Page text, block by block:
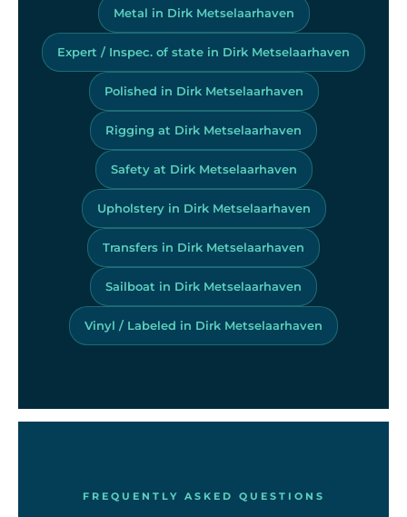
Metal in Dirk Metselaarhaven
Expert / Inspec. of state in Dirk Metselaarhaven
Polished in Dirk Metselaarhaven
Rigging at Dirk Metselaarhaven
Safety at Dirk Metselaarhaven
Upholstery in Dirk Metselaarhaven
Transfers in Dirk Metselaarhaven
Sailboat in Dirk Metselaarhaven
Vinyl / Labeled in Dirk Metselaarhaven
FREQUENTLY ASKED QUESTIONS